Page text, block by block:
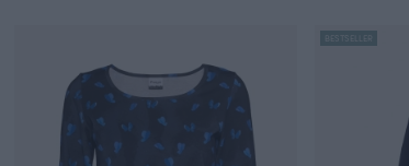
BESTSELLER